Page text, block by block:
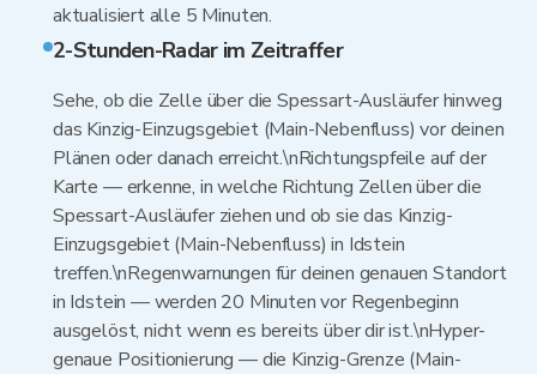
aktualisiert alle 5 Minuten.
2-Stunden-Radar im Zeitraffer
Sehe, ob die Zelle über die Spessart-Ausläufer hinweg
das Kinzig-Einzugsgebiet (Main-Nebenfluss) vor deinen
Plänen oder danach erreicht.\nRichtungspfeile auf der
Karte — erkenne, in welche Richtung Zellen über die
Spessart-Ausläufer ziehen und ob sie das Kinzig-
Einzugsgebiet (Main-Nebenfluss) in Idstein
treffen.\nRegenwarnungen für deinen genauen Standort
in Idstein — werden 20 Minuten vor Regenbeginn
ausgelöst, nicht wenn es bereits über dir ist.\nHyper-
genaue Positionierung — die Kinzig-Grenze (Main-